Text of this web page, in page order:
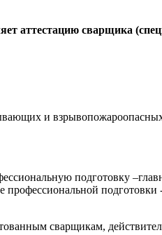
аттестацию сварщика
и
подготовку
сварщикам,